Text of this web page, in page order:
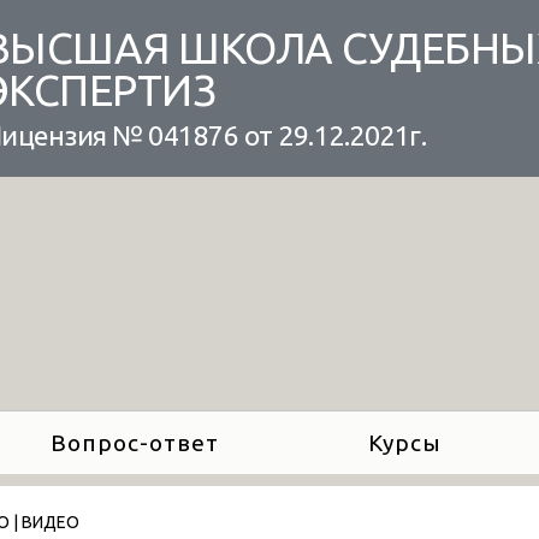
ШКОЛА
№ 041876 от 29.12.2021г.
Вопрос-ответ Курсы
| ВИДЕО